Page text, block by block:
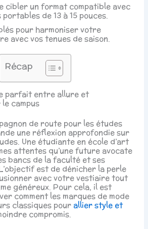
cibler un format compatible avec
de 13 à 15 pouces.
pour harmoniser votre
avec vos tenues de saison.
Récap
parfait entre allure et
campus
de route pour les études
une réflexion approfondie sur
Une étudiante en école d’art
attentes qu’une future avocate
bancs de la faculté et ses
est de dénicher la perle
avec votre vestiaire tout
généreux. Pour cela, il est
comment les marques de mode
classiques pour allier style et
compromis.